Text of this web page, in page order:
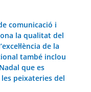
comunicació i
la qualitat del
de la
també inclou
que es
peixateries del